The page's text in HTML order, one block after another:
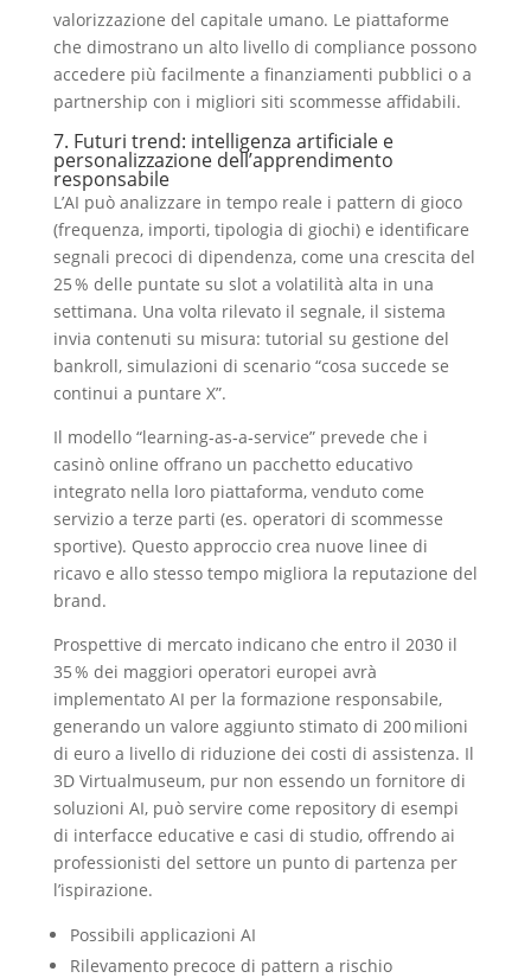
valorizzazione del capitale umano. Le piattaforme
che dimostrano un alto livello di compliance possono
accedere più facilmente a finanziamenti pubblici o a
partnership con i migliori siti scommesse affidabili.
7. Futuri trend: intelligenza artificiale e
personalizzazione dell’apprendimento
responsabile
L’AI può analizzare in tempo reale i pattern di gioco
(frequenza, importi, tipologia di giochi) e identificare
segnali precoci di dipendenza, come una crescita del
25 % delle puntate su slot a volatilità alta in una
settimana. Una volta rilevato il segnale, il sistema
invia contenuti su misura: tutorial su gestione del
bankroll, simulazioni di scenario “cosa succede se
continui a puntare X”.
Il modello “learning‑as‑a‑service” prevede che i
casinò online offrano un pacchetto educativo
integrato nella loro piattaforma, venduto come
servizio a terze parti (es. operatori di scommesse
sportive). Questo approccio crea nuove linee di
ricavo e allo stesso tempo migliora la reputazione del
brand.
Prospettive di mercato indicano che entro il 2030 il
35 % dei maggiori operatori europei avrà
implementato AI per la formazione responsabile,
generando un valore aggiunto stimato di 200 milioni
di euro a livello di riduzione dei costi di assistenza. Il
3D Virtualmuseum, pur non essendo un fornitore di
soluzioni AI, può servire come repository di esempi
di interfacce educative e casi di studio, offrendo ai
professionisti del settore un punto di partenza per
l’ispirazione.
Possibili applicazioni AI
Rilevamento precoce di pattern a rischio